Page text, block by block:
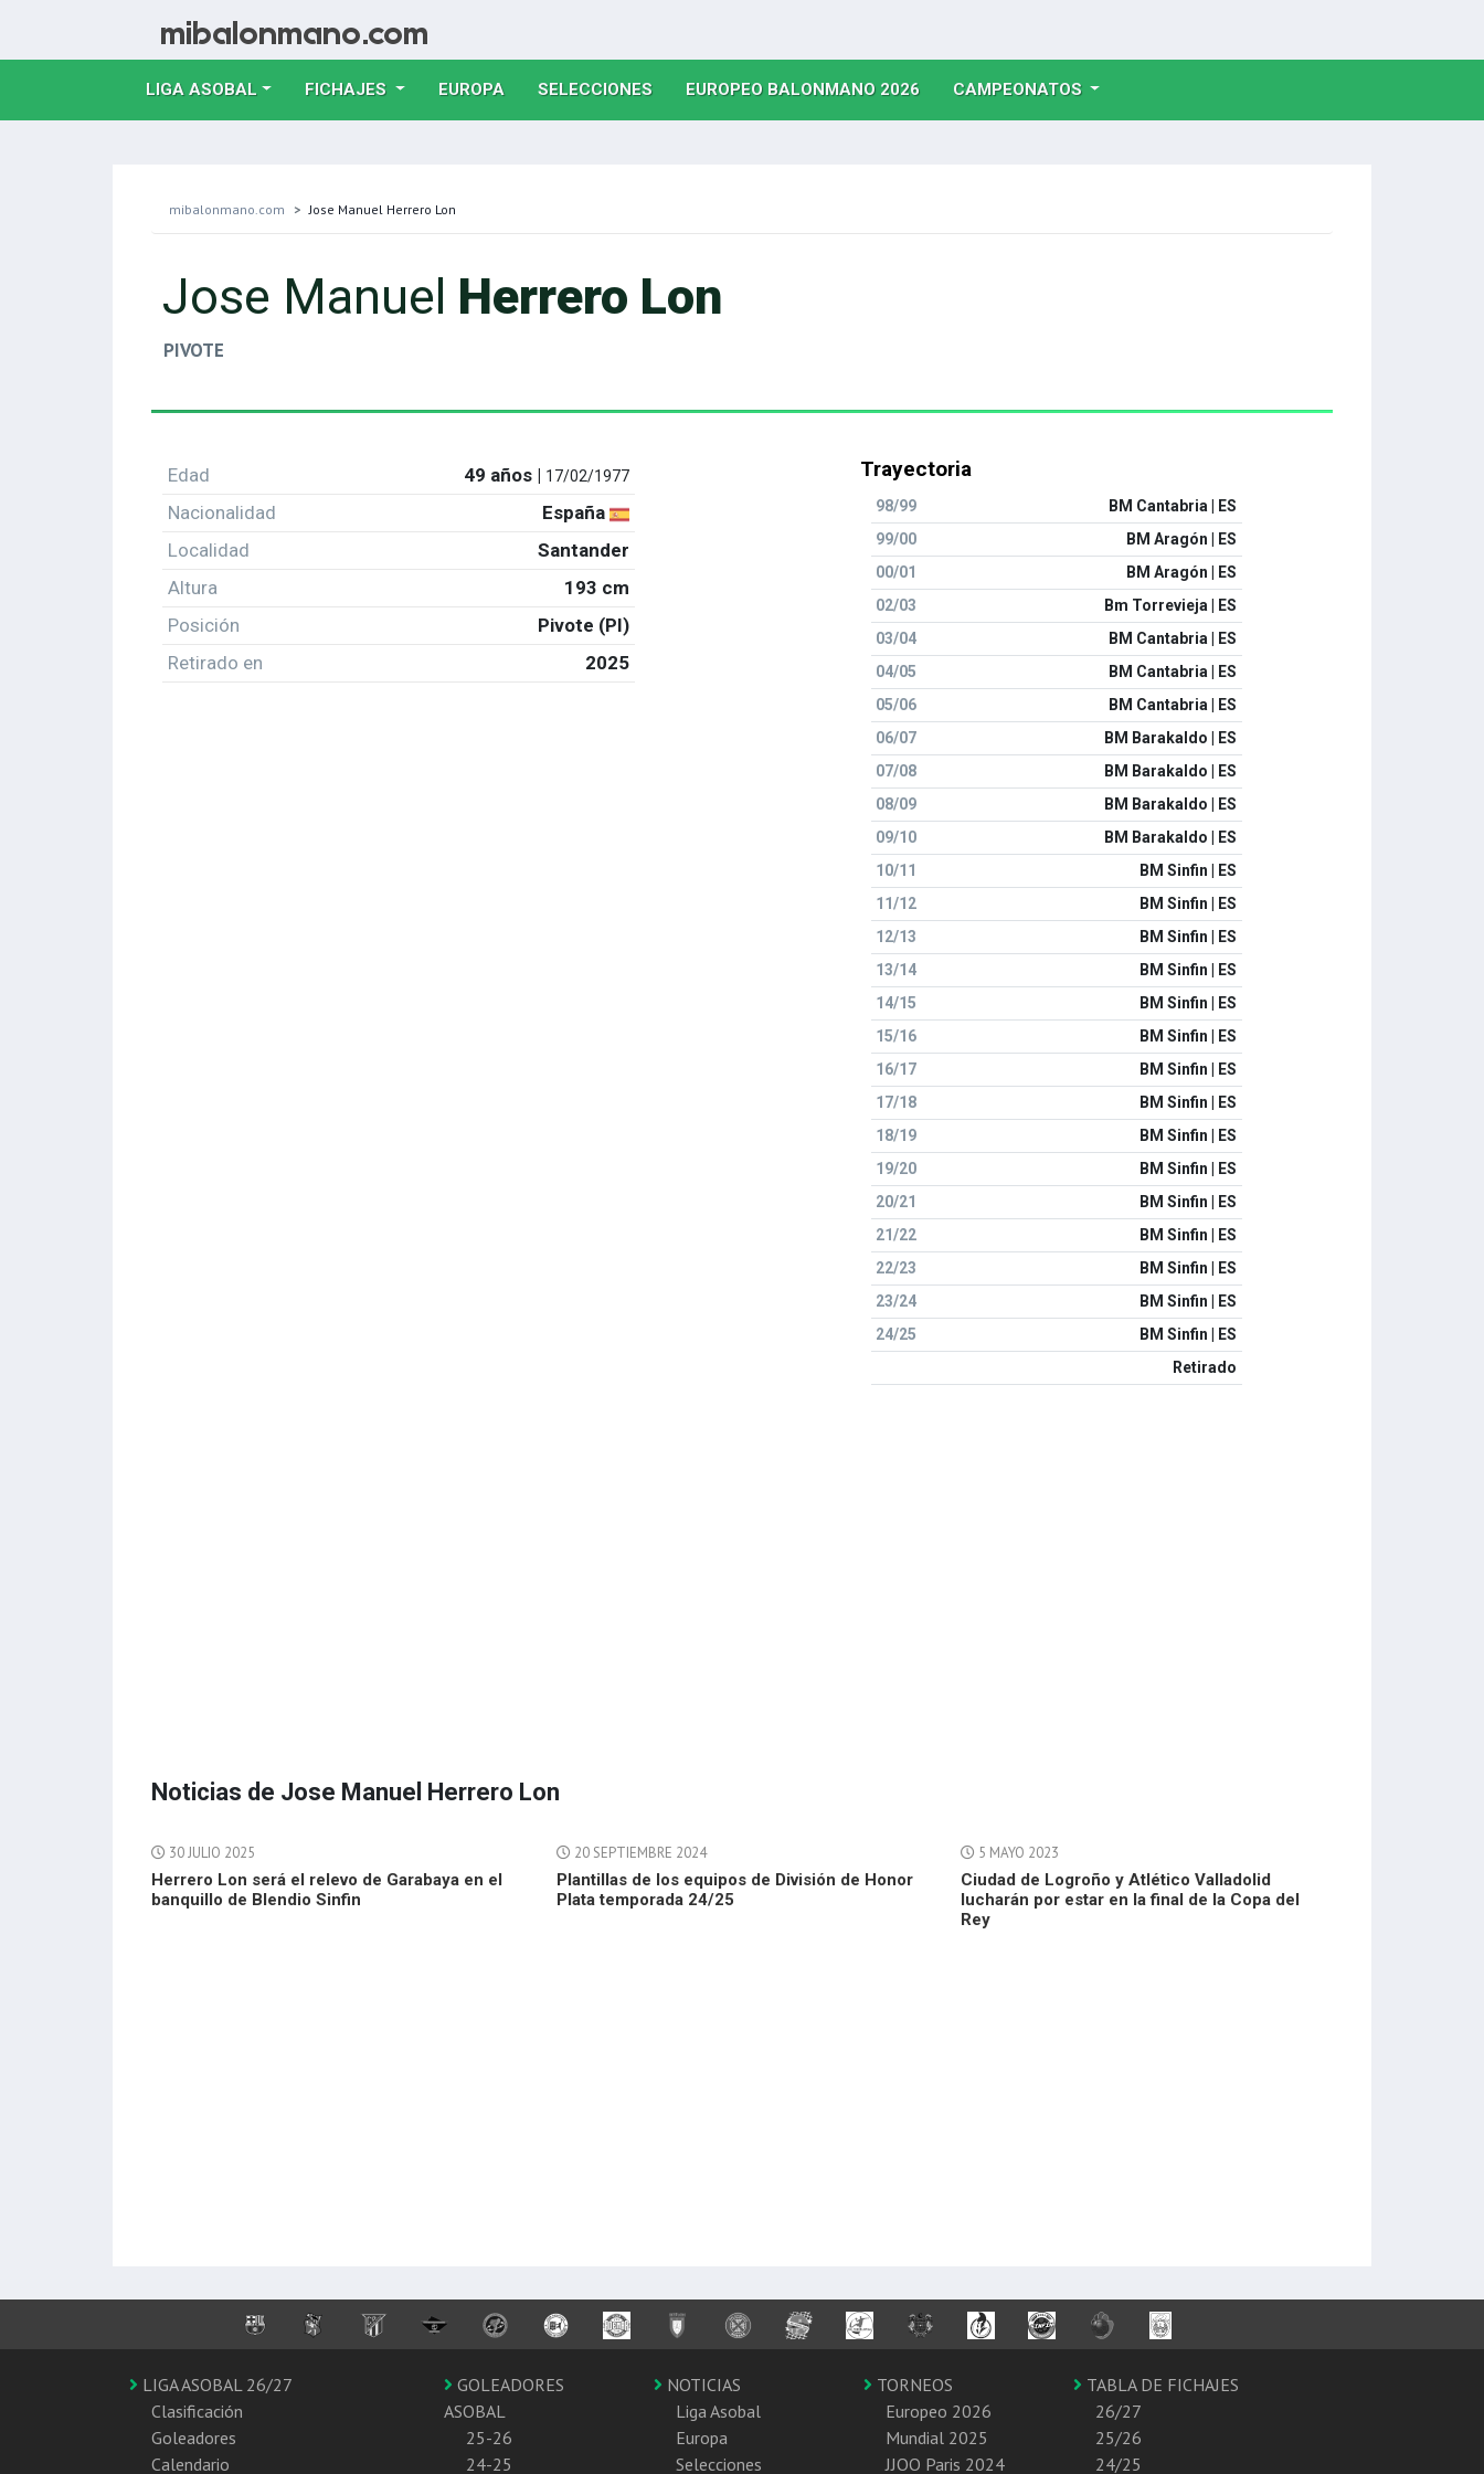
LIGA ASOBAL FICHAJES EUROPA(CURRENT)
SELECCIONES(CURRENT)
EUROPEO BALONMANO 2026(CURRENT)
CAMPEONATOS
mibalonmano.com Jose Manuel Herrero Lon
Jose Manuel Herrero Lon
PIVOTE
Edad 49 años | 17/02/1977
Nacionalidad
España
Localidad
Santander
Altura
193 cm
Posición
Pivote (PI)
Retirado en
2025
Trayectoria
98/99
BM Cantabria | ES
99/00
BM Aragón | ES
00/01
BM Aragón | ES
02/03
Bm Torrevieja | ES
03/04
BM Cantabria | ES
04/05
BM Cantabria | ES
05/06
BM Cantabria | ES
06/07
BM Barakaldo | ES
07/08
BM Barakaldo | ES
08/09
BM Barakaldo | ES
09/10
BM Barakaldo | ES
10/11
BM Sinfin | ES
11/12
BM Sinfin | ES
12/13
BM Sinfin | ES
13/14
BM Sinfin | ES
14/15
BM Sinfin | ES
15/16
BM Sinfin | ES
16/17
BM Sinfin | ES
17/18
BM Sinfin | ES
18/19
BM Sinfin | ES
19/20
BM Sinfin | ES
20/21
BM Sinfin | ES
21/22
BM Sinfin | ES
22/23
BM Sinfin | ES
23/24
BM Sinfin | ES
24/25
BM Sinfin | ES
Retirado
Noticias de Jose Manuel Herrero Lon
30 JULIO 2025
Herrero Lon será el relevo de Garabaya en el
banquillo de Blendio Sinfin
20 SEPTIEMBRE 2024
Plantillas de los equipos de División de Honor
Plata temporada 24/25
5 MAYO 2023
Ciudad de Logroño y Atlético Valladolid
lucharán por estar en la final de la Copa del
Rey
LIGA ASOBAL 26/27
Clasificación
Goleadores
Calendario
GOLEADORES
ASOBAL
25-26
24-25
NOTICIAS
Liga Asobal
Europa
Selecciones
TORNEOS
Europeo 2026
Mundial 2025
JJOO Paris 2024
TABLA DE FICHAJES
26/27
25/26
24/25